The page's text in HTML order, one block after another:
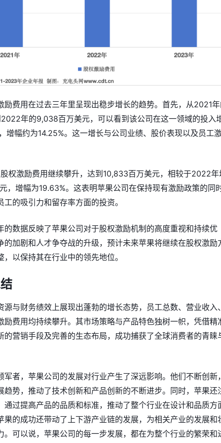
励费用在过去三年里呈现出稳步增长的趋势。首先，从2021
年的9,038百万美元，可以看到该公司在这一领域的投入
增幅约为14.25%。这一增长与公司业绩、股价表现以及员工
权激励费用继续攀升，达到10,833百万美元，相较于2022年
，增幅为19.63%。这表明苹果公司在保持现有激励政策的同时
的吸引力和留存率方面的投资。
的数据反映了苹果公司对于股权激励机制的高度重视和持续优
的加剧和人才争夺战的升级，预计未来苹果将继续在股权激励
以保持其在行业中的领先地位。
源与财务绩效上展现出蓬勃的增长态势，员工总数、营业收入、
励费用均持续攀升。其市场策略与产品特色独树一帜，凭借精
的营销手段及完善的生态布局，成功捕获了全球消费者的青睐
军者，苹果公司的发展对行业产生了深远影响。他们不断创新，
趋势，推动了技术创新和产品创新的不断进步。同时，苹果还
通过提高产品的品质和标准，推动了整个行业在设计和品质方
果的成功还带动了上下游产业链的发展，为相关产业的发展和
。可以说，苹果公司的每一步发展，都在为整个行业的繁荣和